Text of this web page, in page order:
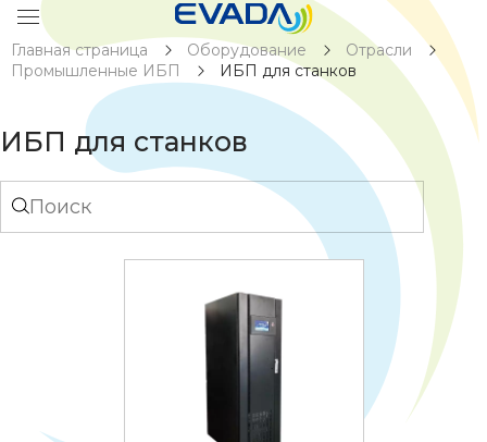
Главная страница Оборудование
Отрасли
Промышленные ИБП
ИБП для станков
ИБП для станков